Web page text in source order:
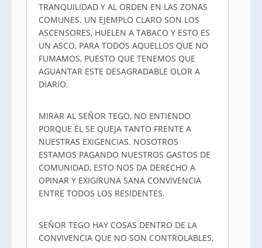
TRANQUILIDAD Y AL ORDEN EN LAS ZONAS
COMUNES. UN EJEMPLO CLARO SON LOS
ASCENSORES, HUELEN A TABACO Y ESTO ES
UN ASCO, PARA TODOS AQUELLOS QUE NO
FUMAMOS, PUESTO QUE TENEMOS QUE
AGUANTAR ESTE DESAGRADABLE OLOR A
DIARIO.
MIRAR AL SEÑOR TEGO, NO ENTIENDO
PORQUE ÉL SE QUEJA TANTO FRENTE A
NUESTRAS EXIGENCIAS. NOSOTROS
ESTAMOS PAGANDO NUESTROS GASTOS DE
COMUNIDAD, ESTO NOS DA DERECHO A
OPINAR Y EXIGIRUNA SANA CONVIVENCIA
ENTRE TODOS LOS RESIDENTES.
SEÑOR TEGO HAY COSAS DENTRO DE LA
CONVIVENCIA QUE NO SON CONTROLABLES,